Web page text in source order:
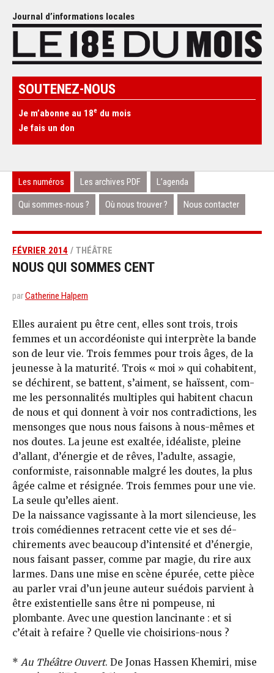
Journal d’informations locales
SOUTENEZ-NOUS
Je m’abonne au 18e du mois
Je fais un don
Les numéros Les archives PDF L’agenda
Qui sommes-nous ? Où nous trouver ? Nous contacter
FÉVRIER 2014 / THÉÂTRE
NOUS QUI SOMMES CENT
parCatherine Halpern
Elles auraient pu être cent, elles sont trois, trois
femmes et un accordéoniste qui interprète la bande
son de leur vie. Trois femmes pour trois âges, de la
jeunesse à la ma­turité. Trois « moi » qui cohabitent,
se dé­chirent, se battent, s’aiment, se haïs­sent, com­
me les personnalités multiples qui habitent chacun
de nous et qui donnent à voir nos contradictions, les
men­songes que nous nous faisons à nous-mêmes et
nos doutes. La jeune est exaltée, idéaliste, pleine
d’allant, d’énergie et de rêves, l’adulte, assagie,
conformiste, raisonnable malgré les doutes, la plus
âgée calme et résignée. Trois femmes pour une vie.
La seule qu’elles aient.
De la naissance va­gissante à la mort silencieuse, les
trois comédiennes retracent cette vie et ses dé­
chirements avec beau­coup d’intensité et d’énergie,
nous faisant passer, comme par ma­gie, du rire aux
lar­mes. Dans une mise en scène épurée, cette pièce
au parler vrai d’un jeune auteur sué­dois parvient à
être existentielle sans être ni pompeuse, ni
plombante. Avec une ques­tion lancinante : et si
c’était à refaire ? Quelle vie choisirions-nous ?
* Au Théâtre Ouvert. De Jonas Hassen Khemiri, mise